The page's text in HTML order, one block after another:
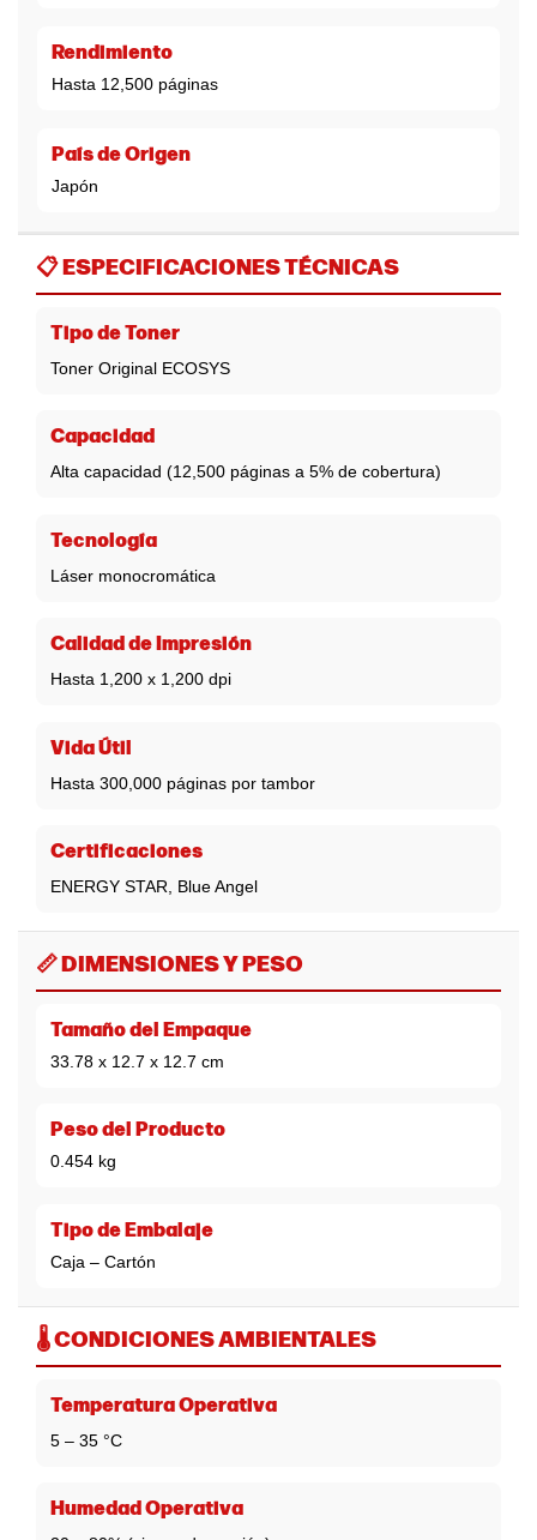
Rendimiento
Hasta 12,500 páginas
País de Origen
Japón
📋 ESPECIFICACIONES TÉCNICAS
Tipo de Toner
Toner Original ECOSYS
Capacidad
Alta capacidad (12,500 páginas a 5% de cobertura)
Tecnología
Láser monocromática
Calidad de Impresión
Hasta 1,200 x 1,200 dpi
Vida Útil
Hasta 300,000 páginas por tambor
Certificaciones
ENERGY STAR, Blue Angel
📏 DIMENSIONES Y PESO
Tamaño del Empaque
33.78 x 12.7 x 12.7 cm
Peso del Producto
0.454 kg
Tipo de Embalaje
Caja – Cartón
🌡️ CONDICIONES AMBIENTALES
Temperatura Operativa
5 – 35 °C
Humedad Operativa